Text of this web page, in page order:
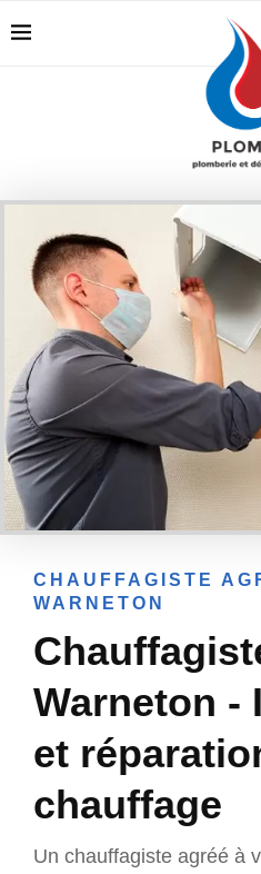
CHAUFFAGISTE
WARNETON
Warneton -
et
chauffage
Un chauffagiste agréé à